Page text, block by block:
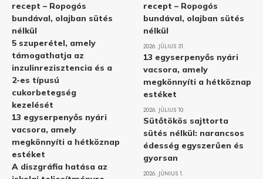
recept – Ropogós
bundával, olajban sütés
nélkül
5 szuperétel, amely
támogathatja az
inzulinrezisztencia és a
2-es típusú
cukorbetegség
kezelését
13 egyserpenyős nyári
vacsora, amely
megkönnyíti a hétköznap
estéket
A diszgráfia hatása az
recept – Ropogós
bundával, olajban sütés
nélkül
2026. JÚLIUS 31.
13 egyserpenyős nyári
vacsora, amely
megkönnyíti a hétköznap
estéket
2026. JÚLIUS 10.
Sütőtökös sajttorta
sütés nélkül: narancsos
édesség egyszerűen és
gyorsan
2026. JÚNIUS 1.